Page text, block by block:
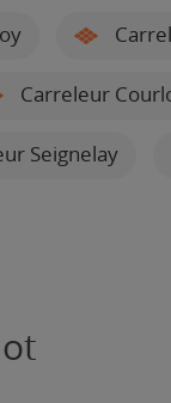
Carreleur
Seignelay